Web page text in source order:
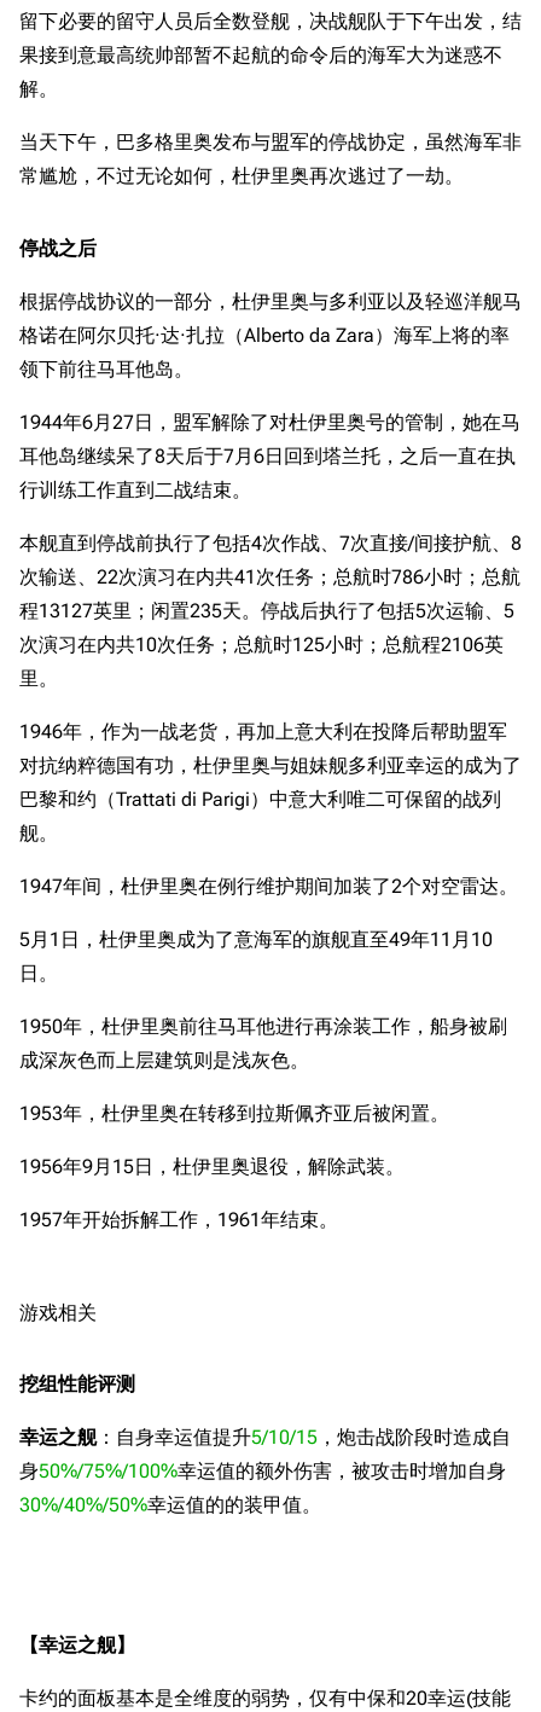
1696 6690 11.9万
导航
最近更改
新文件
新页面
帮助
资助百科
编辑规范
随便逛逛
特殊页面
上传文件
游戏系统
海域资料
经验计算
任务
好感度
技能
战斗机制
舰娘与装备
舰娘获得方式
深海舰队
装备图鉴
港区系统
头像
勋章
音乐
宿舍与家具
浴室
放映厅
战区支队基地
工程局
考据勘误汇总
游戏BUG汇总
物品道具
舰娘对话小剧场
舰船归宿一览
舰名溯源
舰艇徽章与格言
旧日本八八舰队
旧日本军舰一览
近代中国图纸舰
卫星观测
历次场刊
艾拉微博存档
NGA战舰少女R专
Navweaps（镜
留下必要的留守人员后全数登舰，决战舰队于下午出发，结
果接到意最高统帅部暂不起航的命令后的海军大为迷惑不
解。
当天下午，巴多格里奥发布与盟军的停战协定，虽然海军非
常尴尬，不过无论如何，杜伊里奥再次逃过了一劫。
停战之后
根据停战协议的一部分，杜伊里奥与多利亚以及轻巡洋舰马
格诺在阿尔贝托·达·扎拉（Alberto da Zara）海军上将的率
领下前往马耳他岛。
1944年6月27日，盟军解除了对杜伊里奥号的管制，她在马
耳他岛继续呆了8天后于7月6日回到塔兰托，之后一直在执
行训练工作直到二战结束。
本舰直到停战前执行了包括4次作战、7次直接/间接护航、8
次输送、22次演习在内共41次任务；总航时786小时；总航
程13127英里；闲置235天。停战后执行了包括5次运输、5
次演习在内共10次任务；总航时125小时；总航程2106英
里。
1946年，作为一战老货，再加上意大利在投降后帮助盟军
对抗纳粹德国有功，杜伊里奥与姐妹舰多利亚幸运的成为了
巴黎和约（Trattati di Parigi）中意大利唯二可保留的战列
舰。
1947年间，杜伊里奥在例行维护期间加装了2个对空雷达。
5月1日，杜伊里奥成为了意海军的旗舰直至49年11月10
日。
1950年，杜伊里奥前往马耳他进行再涂装工作，船身被刷
成深灰色而上层建筑则是浅灰色。
1953年，杜伊里奥在转移到拉斯佩齐亚后被闲置。
1956年9月15日，杜伊里奥退役，解除武装。
1957年开始拆解工作，1961年结束。
游戏相关
挖组性能评测
幸运之舰：自身幸运值提升5/10/15 ，炮击战阶段时造成自
身50%/75%/100%幸运值的额外伤害，被攻击时增加自身
30%/40%/50%幸运值的的装甲值。
【幸运之舰】
卡约的面板基本是全维度的弱势，仅有中保和20幸运(技能